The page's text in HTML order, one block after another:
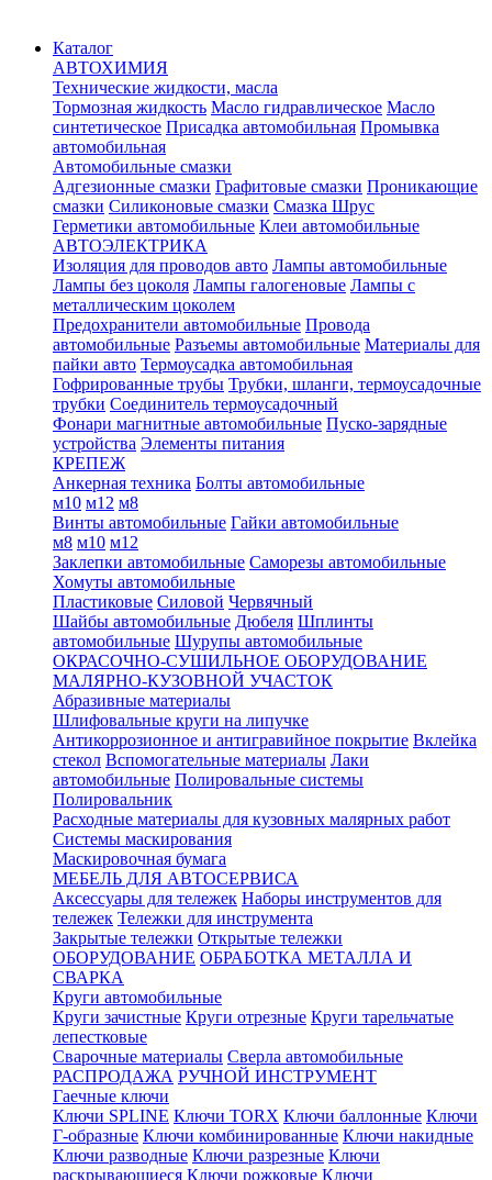
Каталог
АВТОХИМИЯ
Технические жидкости, масла
Тормозная жидкость Масло гидравлическое Масло
синтетическое Присадка автомобильная Промывка
автомобильная
Автомобильные смазки
Адгезионные смазки Графитовые смазки Проникающие
смазки Силиконовые смазки Смазка Шрус
Герметики автомобильные Клеи автомобильные
АВТОЭЛЕКТРИКА
Изоляция для проводов авто Лампы автомобильные
Лампы без цоколя Лампы галогеновые Лампы с
металлическим цоколем
Предохранители автомобильные Провода
автомобильные Разъемы автомобильные Материалы для
пайки авто Термоусадка автомобильная
Гофрированные трубы Трубки, шланги, термоусадочные
трубки Соединитель термоусадочный
Фонари магнитные автомобильные Пуско-зарядные
устройства Элементы питания
КРЕПЕЖ
Анкерная техника Болты автомобильные
м10 м12 м8
Винты автомобильные Гайки автомобильные
м8 м10 м12
Заклепки автомобильные Саморезы автомобильные
Хомуты автомобильные
Пластиковые Силовой Червячный
Шайбы автомобильные Дюбеля Шплинты
автомобильные Шурупы автомобильные
ОКРАСОЧНО-СУШИЛЬНОЕ ОБОРУДОВАНИЕ
МАЛЯРНО-КУЗОВНОЙ УЧАСТОК
Абразивные материалы
Шлифовальные круги на липучке
Антикоррозионное и антигравийное покрытие Вклейка
стекол Вспомогательные материалы Лаки
автомобильные Полировальные системы
Полировальник
Расходные материалы для кузовных малярных работ
Системы маскирования
Маскировочная бумага
МЕБЕЛЬ ДЛЯ АВТОСЕРВИСА
Аксессуары для тележек Наборы инструментов для
тележек Тележки для инструмента
Закрытые тележки Открытые тележки
ОБОРУДОВАНИЕ ОБРАБОТКА МЕТАЛЛА И
СВАРКА
Круги автомобильные
Круги зачистные Круги отрезные Круги тарельчатые
лепестковые
Сварочные материалы Сверла автомобильные
РАСПРОДАЖА РУЧНОЙ ИНСТРУМЕНТ
Гаечные ключи
Ключи SPLINE Ключи TORX Ключи баллонные Ключи
Г-образные Ключи комбинированные Ключи накидные
Ключи разводные Ключи разрезные Ключи
раскрывающиеся Ключи рожковые Ключи